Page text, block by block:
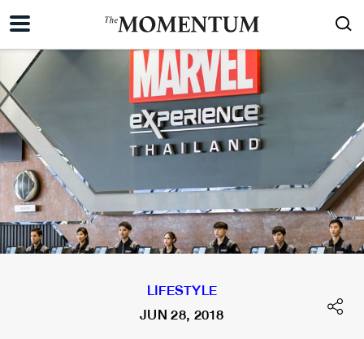
LIFESTYLE
JUN 28, 2018